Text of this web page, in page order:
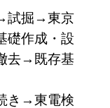
試掘→東京
礎作成・設
去→既存基
き→東電検